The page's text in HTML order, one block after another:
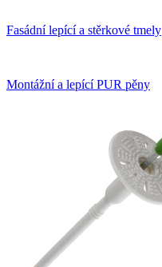
Fasádní lepící a stěrkové tmely
Montážní a lepící PUR pěny